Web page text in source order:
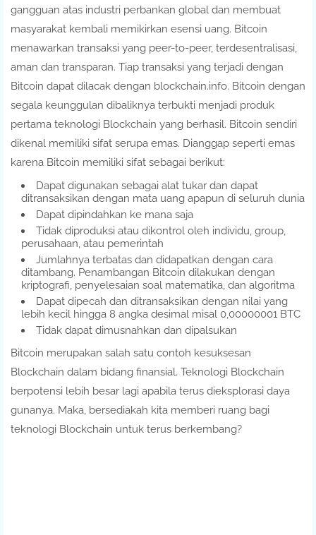
gangguan atas industri perbankan global dan membuat
masyarakat kembali memikirkan esensi uang. Bitcoin
menawarkan transaksi yang peer-to-peer, terdesentralisasi,
aman dan transparan. Tiap transaksi yang terjadi dengan
Bitcoin dapat dilacak dengan blockchain.info. Bitcoin dengan
segala keunggulan dibaliknya terbukti menjadi produk
pertama teknologi Blockchain yang berhasil. Bitcoin sendiri
dikenal memiliki sifat serupa emas. Dianggap seperti emas
karena Bitcoin memiliki sifat sebagai berikut:
Dapat digunakan sebagai alat tukar dan dapat
ditransaksikan dengan mata uang apapun di seluruh dunia
Dapat dipindahkan ke mana saja
Tidak diproduksi atau dikontrol oleh individu, group,
perusahaan, atau pemerintah
Jumlahnya terbatas dan didapatkan dengan cara
ditambang. Penambangan Bitcoin dilakukan dengan
kriptografi, penyelesaian soal matematika, dan algoritma
Dapat dipecah dan ditransaksikan dengan nilai yang
lebih kecil hingga 8 angka desimal misal 0,00000001 BTC
Tidak dapat dimusnahkan dan dipalsukan
Bitcoin merupakan salah satu contoh kesuksesan
Blockchain dalam bidang finansial. Teknologi Blockchain
berpotensi lebih besar lagi apabila terus dieksplorasi daya
gunanya. Maka, bersediakah kita memberi ruang bagi
teknologi Blockchain untuk terus berkembang?